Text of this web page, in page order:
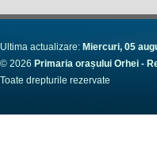
Ultima actualizare: Miercuri, 05
© 2026 Primaria orașului Orhei -
Toate drepturile rezervate